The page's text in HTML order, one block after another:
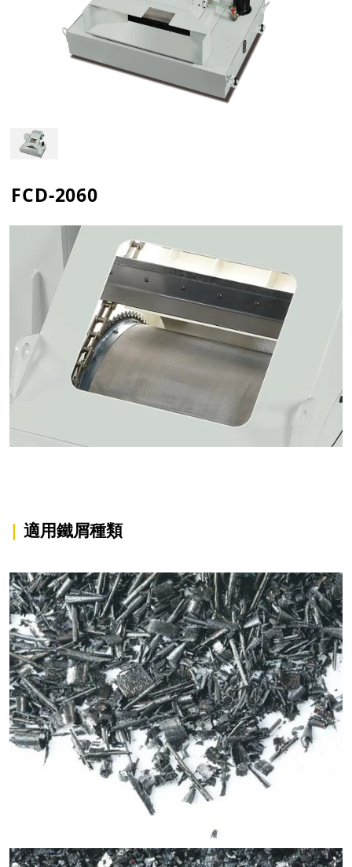
FCD-2060
| 適用鐵屑種類